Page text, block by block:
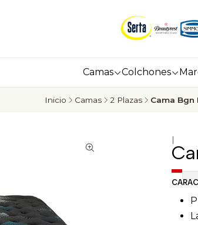
Camas Colchones
Inicio Camas 2 Plazas Cama Bgn
|